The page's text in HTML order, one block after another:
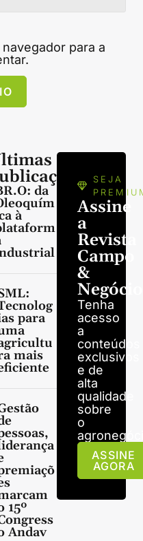
para a
da
à
para
mais
15º
Andav
SEJA
Assine
a
Revista
Campo
&
Tenha
acesso
a
conteúdos
exclusivos
e de
alta
qualidade
sobre
o
ASSINE
AGORA